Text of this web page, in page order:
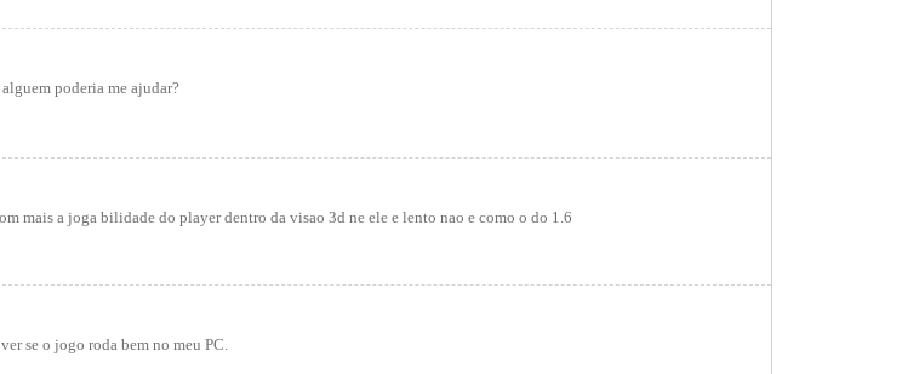
poderia me ajudar?
mais a joga bilidade do player dentro da visao 3d ne ele e lento nao e como o do 1.6
se o jogo roda bem no meu PC.